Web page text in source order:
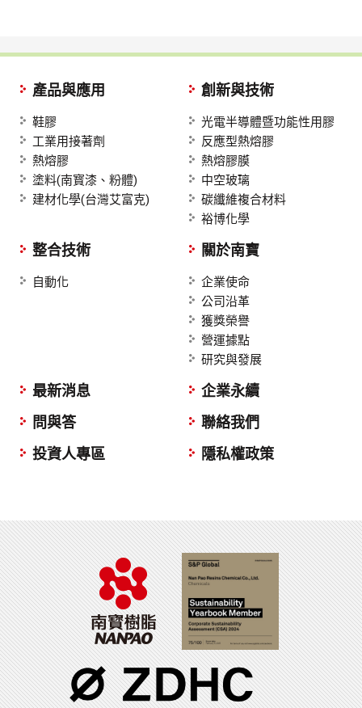
產品與應用
鞋膠
工業用接著劑
熱熔膠
塗料(南寳漆、粉體)
建材化學(台灣艾富克)
創新與技術
光電半導體暨功能性用膠
反應型熱熔膠
熱熔膠膜
中空玻璃
碳纖維複合材料
裕博化學
整合技術
自動化
關於南寶
企業使命
公司沿革
獲獎榮譽
營運據點
研究與發展
最新消息
問與答
投資人專區
企業永續
聯絡我們
隱私權政策